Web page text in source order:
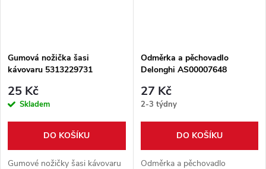
Gumová nožička šasi
kávovaru 5313229731
25 Kč
Skladem
DO KOŠÍKU
Gumové nožičky šasi kávovaru
Odměrka a pěchovadlo
Delonghi AS00007648
27 Kč
2-3 týdny
DO KOŠÍKU
Odměrka a pěchovadlo